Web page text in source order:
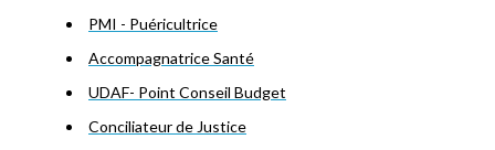
PMI - Puéricultrice
Accompagnatrice Santé
UDAF- Point Conseil Budget
Conciliateur de Justice